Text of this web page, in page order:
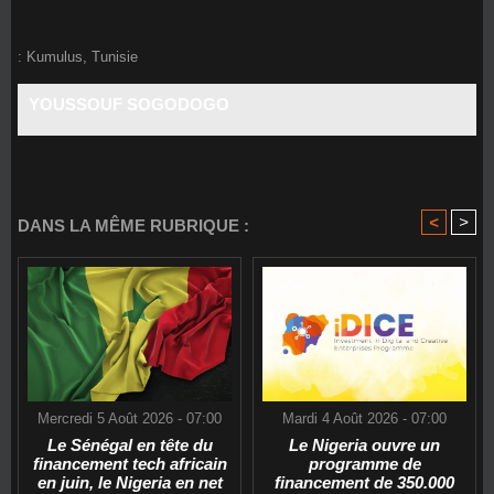
: Kumulus, Tunisie
DANS LA MÊME RUBRIQUE : < >
Mercredi 5 Août 2026 - 07:00
Le Sénégal en tête du
financement tech africain
en juin, le Nigeria en net
Mardi 4 Août 2026 - 07:00
Le Nigeria ouvre un
programme de
financement de 350.000